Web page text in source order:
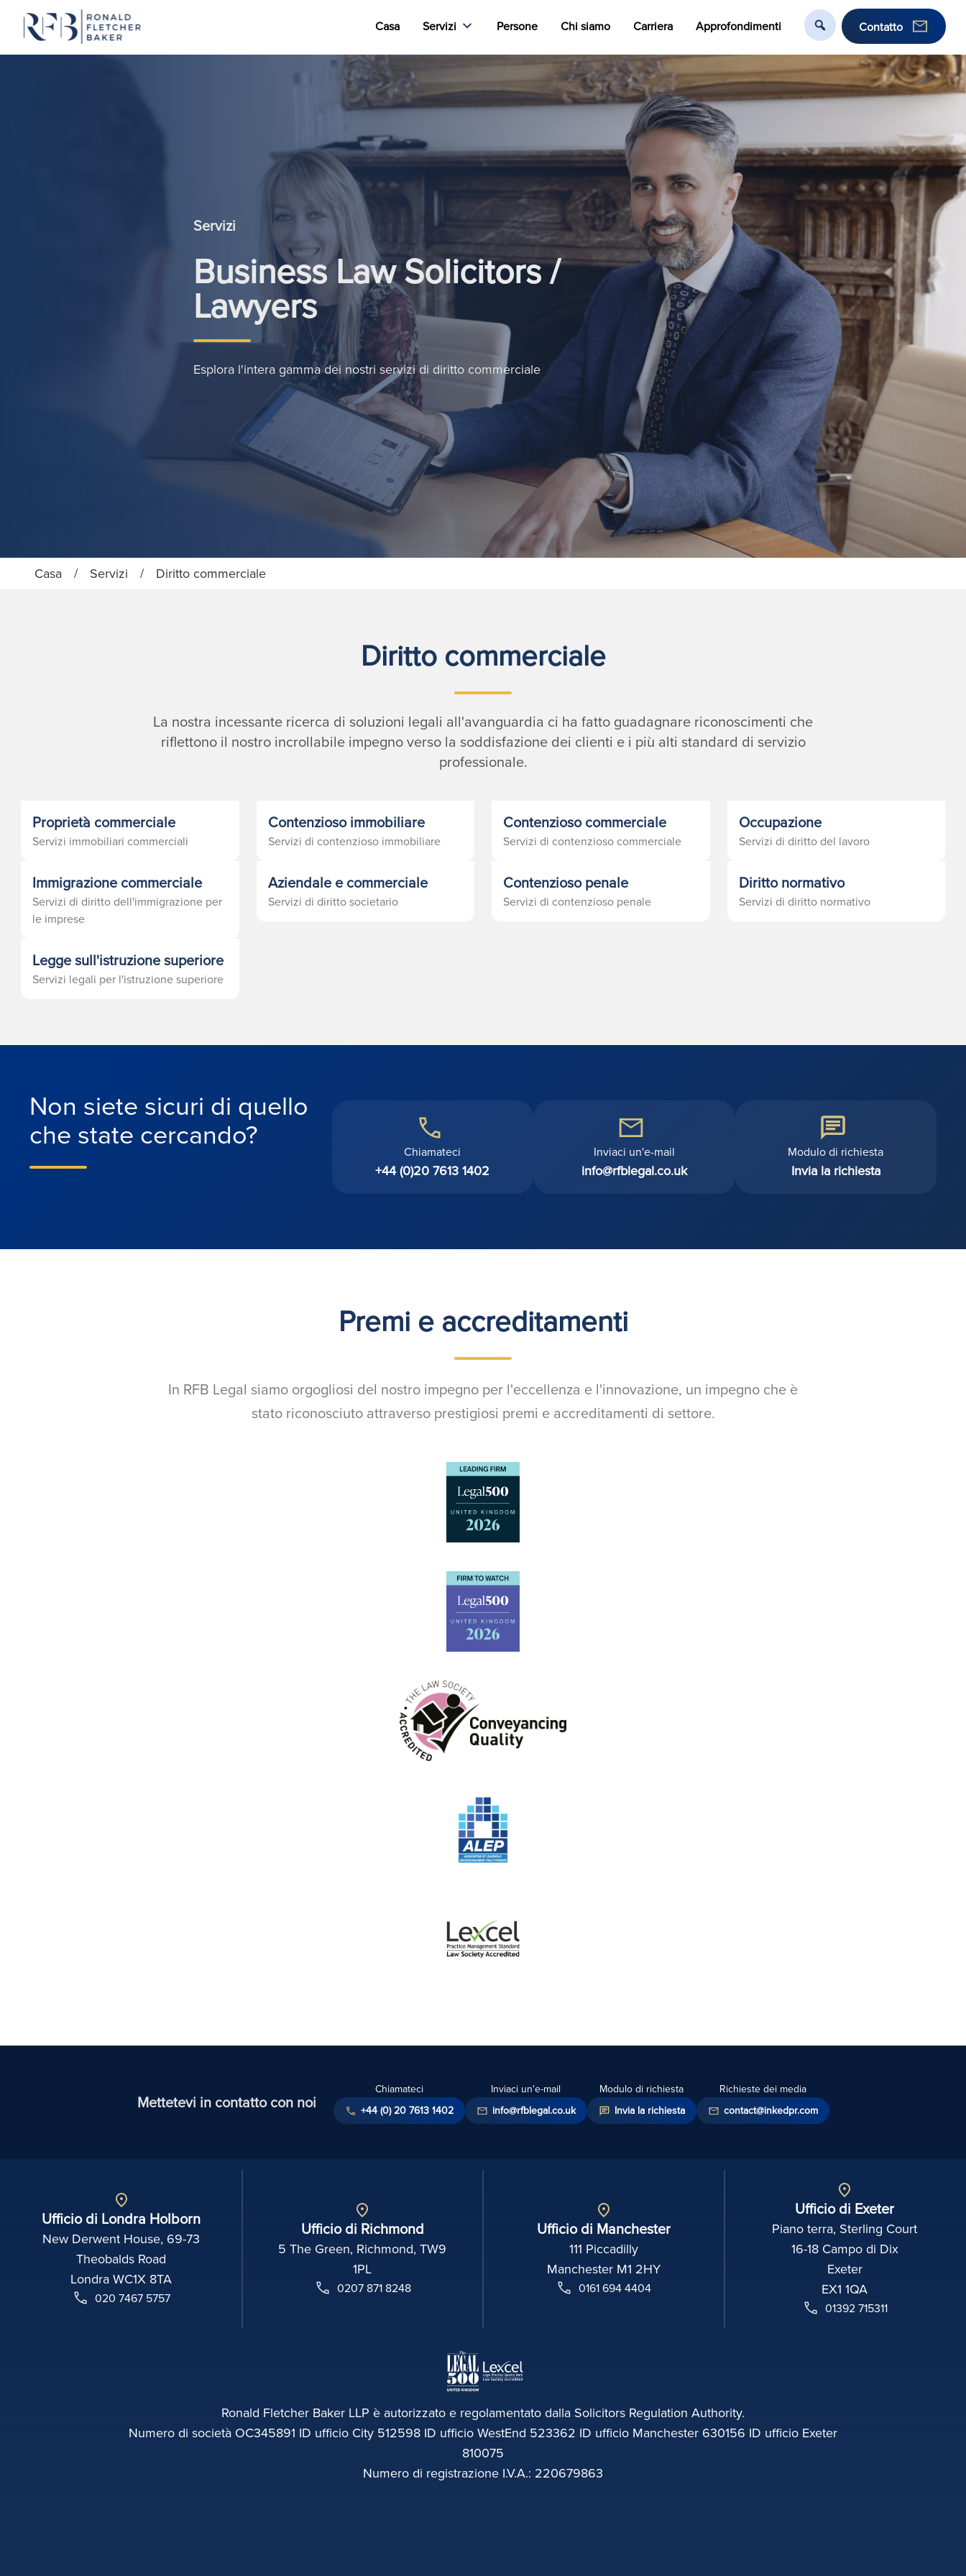
Casa Servizi Persone Chi siamo Carriera Approfondimenti Contatto
Servizi
Business Law Solicitors /
Lawyers
Esplora l'intera gamma dei nostri servizi di diritto commerciale
Casa / Servizi / Diritto commerciale
Diritto commerciale
La nostra incessante ricerca di soluzioni legali all'avanguardia ci ha fatto guadagnare riconoscimenti che
riflettono il nostro incrollabile impegno verso la soddisfazione dei clienti e i più alti standard di servizio
professionale.
Proprietà commerciale
Servizi immobiliari commerciali
Contenzioso immobiliare
Servizi di contenzioso immobiliare
Contenzioso commerciale
Servizi di contenzioso commerciale
Occupazione
Servizi di diritto del lavoro
Immigrazione commerciale
Servizi di diritto dell'immigrazione per
le imprese
Aziendale e commerciale
Servizi di diritto societario
Contenzioso penale
Servizi di contenzioso penale
Diritto normativo
Servizi di diritto normativo
Legge sull'istruzione superiore
Servizi legali per l'istruzione superiore
Non siete sicuri di quello
che state cercando? Chiamateci
+44 (0)20 7613 1402
Inviaci un'e-mail
info@rfblegal.co.uk
Modulo di richiesta
Invia la richiesta
Premi e accreditamenti
In RFB Legal siamo orgogliosi del nostro impegno per l'eccellenza e l'innovazione, un impegno che è
stato riconosciuto attraverso prestigiosi premi e accreditamenti di settore.
Mettetevi in contatto con noi
Chiamateci
+44 (0) 20 7613 1402
Inviaci un'e-mail
info@rfblegal.co.uk
Modulo di richiesta
Invia la richiesta
Richieste dei media
contact@inkedpr.com
Ufficio di Londra Holborn
New Derwent House, 69-73
Theobalds Road
Londra WC1X 8TA
020 7467 5757
Ufficio di Richmond
5 The Green, Richmond, TW9
1PL
0207 871 8248
Ufficio di Manchester
111 Piccadilly
Manchester M1 2HY
0161 694 4404
Ufficio di Exeter
Piano terra, Sterling Court
16-18 Campo di Dix
Exeter
EX1 1QA
01392 715311
Ronald Fletcher Baker LLP è autorizzato e regolamentato dalla Solicitors Regulation Authority.
Numero di società OC345891 ID ufficio City 512598 ID ufficio WestEnd 523362 ID ufficio Manchester 630156 ID ufficio Exeter
810075
Numero di registrazione I.V.A.: 220679863